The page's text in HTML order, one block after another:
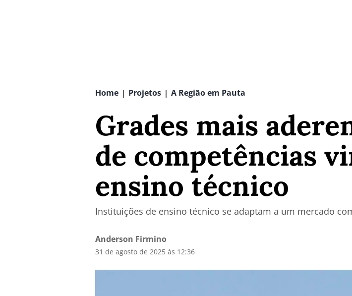
Home | Projetos | A Região em Pauta
Grades mais
de competências
ensino técnico
Instituições de ensino técnico se adaptam a um mercado
Anderson Firmino
31 de agosto de 2025 às 12:36